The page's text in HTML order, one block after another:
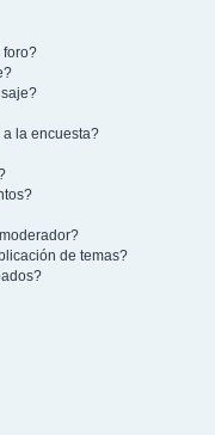
foro?
la encuesta?
de temas?